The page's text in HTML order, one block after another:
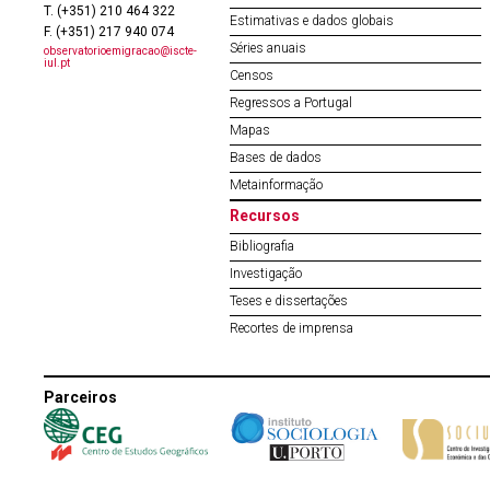
T. (+351) 210 464 322
F. (+351) 217 940 074
observatorioemigracao@iscte-
iul.pt
Estimativas e dados globais
Séries anuais
Censos
Regressos a Portugal
Mapas
Bases de dados
Metainformação
Recursos
Bibliografia
Investigação
Teses e dissertações
Recortes de imprensa
Parceiros